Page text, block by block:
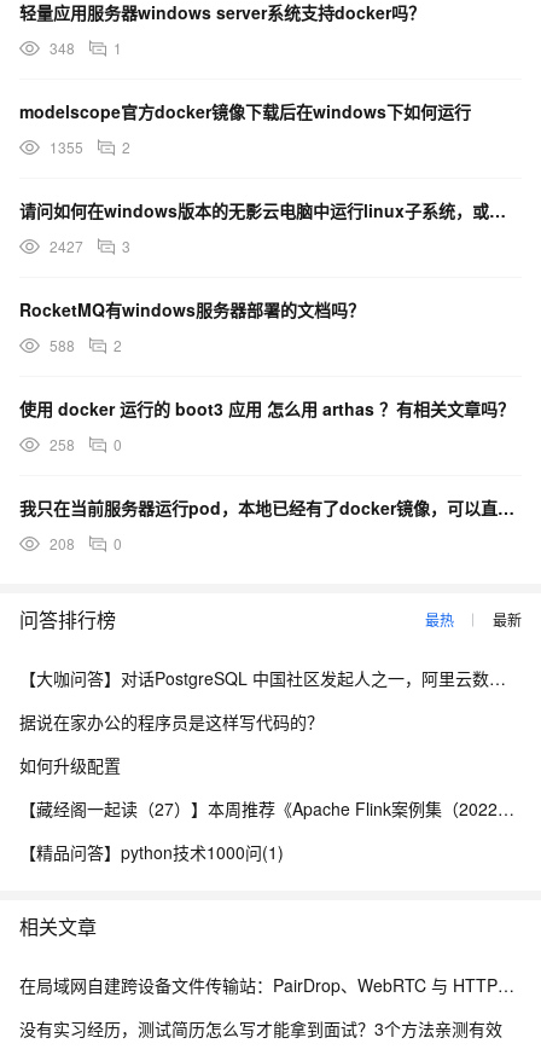
轻量应用服务器windows server系统支持docker吗？
348 1
modelscope官方docker镜像下载后在windows下如何运行
1355 2
请问如何在windows版本的无影云电脑中运行linux子系统，或使用docker？
2427 3
RocketMQ有windows服务器部署的文档吗？
588 2
使用 docker 运行的 boot3 应用 怎么用 arthas ？有相关文章吗？
258 0
我只在当前服务器运行pod，本地已经有了docker镜像，可以直接使用这个docker镜像来创建吗？
208 0
问答排行榜 最热 最新
【大咖问答】对话PostgreSQL 中国社区发起人之一，阿里云数据库高级专家 德哥
据说在家办公的程序员是这样写代码的？
如何升级配置
【藏经阁一起读（27）】本周推荐《Apache Flink案例集（2022版）》，你有哪些心得？
【精品问答】python技术1000问(1)
相关文章
在局域网自建跨设备文件传输站：PairDrop、WebRTC 与 HTTPS 部署实践
没有实习经历，测试简历怎么写才能拿到面试？3个方法亲测有效